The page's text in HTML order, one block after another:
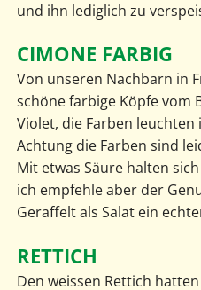
und ihn lediglich zu
CIMONE FARBIG
Von unseren Nachbarn in
schöne farbige Köpfe vom
Violet, die Farben
Achtung die Farben sind
Mit etwas Säure halten
ich empfehle aber der
Geraffelt als Salat ein
RETTICH
Den weissen Rettich